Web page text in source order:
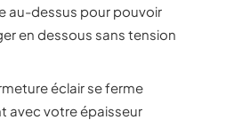
au-dessus pour pouvoir
en dessous sans tension
éclair se ferme
avec votre épaisseur